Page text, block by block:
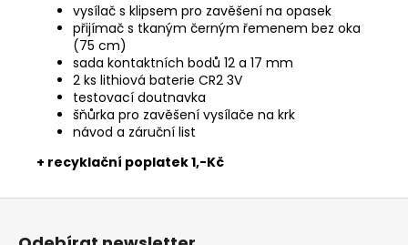
vysílač s klipsem pro zavěšení na opasek
přijímač s tkaným černým řemenem bez oka
(75 cm)
sada kontaktních bodů 12 a 17 mm
2 ks lithiová baterie CR2 3V
testovací doutnavka
šňůrka pro zavěšení vysílače na krk
návod a záruční list
+ recyklační poplatek 1,-Kč
Z